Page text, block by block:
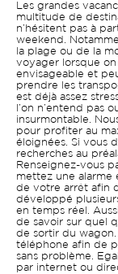
Les grandes
multitude de
n’hésitent pas à
weekend.
la plage ou de la
voyager lorsque on
envisageable et
prendre les
est déjà assez
l’on n’entend pas
insurmontable.
pour profiter au
éloignées. Si vous
recherches au
Renseignez-vous
mettez une alarme
de votre arrêt afin
développé
en temps réel.
de savoir sur quel
de sortir du
téléphone afin de
sans problème.
par internet ou